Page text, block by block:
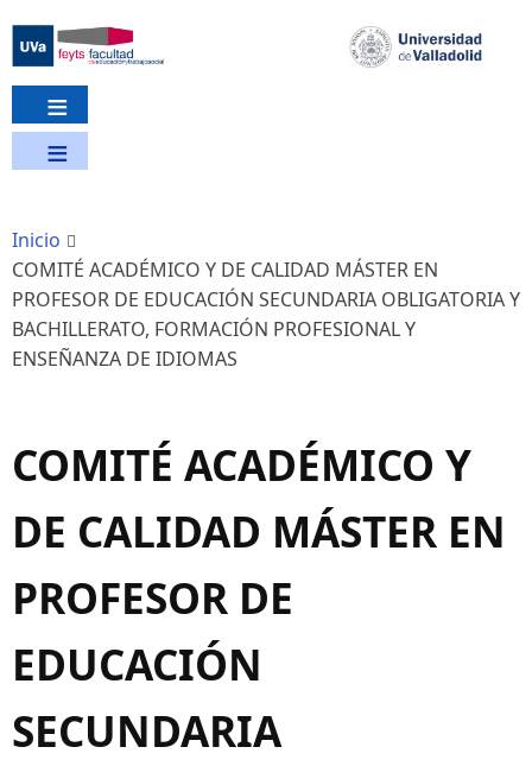
contenido
principal
Inicio
COMITÉ ACADÉMICO Y DE CALIDAD MÁSTER EN
PROFESOR DE EDUCACIÓN SECUNDARIA OBLIGATORIA Y
BACHILLERATO, FORMACIÓN PROFESIONAL Y
ENSEÑANZA DE IDIOMAS
COMITÉ ACADÉMICO Y
DE CALIDAD MÁSTER EN
PROFESOR DE
EDUCACIÓN
SECUNDARIA